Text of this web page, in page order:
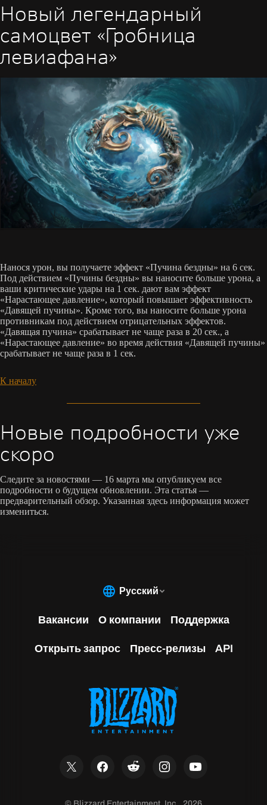
Новый легендарный
самоцвет «Гробница
левиафана»
Нанося урон, вы получаете эффект «Пучина бездны» на 6 сек.
Под действием «Пучины бездны» вы наносите больше урона, а
ваши критические удары на 1 сек. дают вам эффект
«Нарастающее давление», который повышает эффективность
«Давящей пучины». Кроме того, вы наносите больше урона
противникам под действием отрицательных эффектов.
«Давящая пучина» срабатывает не чаще раза в 20 сек., а
«Нарастающее давление» во время действия «Давящей пучины»
срабатывает не чаще раза в 1 сек.
К началу
Новые подробности уже
скоро
Следите за новостями — 16 марта мы опубликуем все
подробности о будущем обновлении. Эта статья —
предварительный обзор. Указанная здесь информация может
измениться.